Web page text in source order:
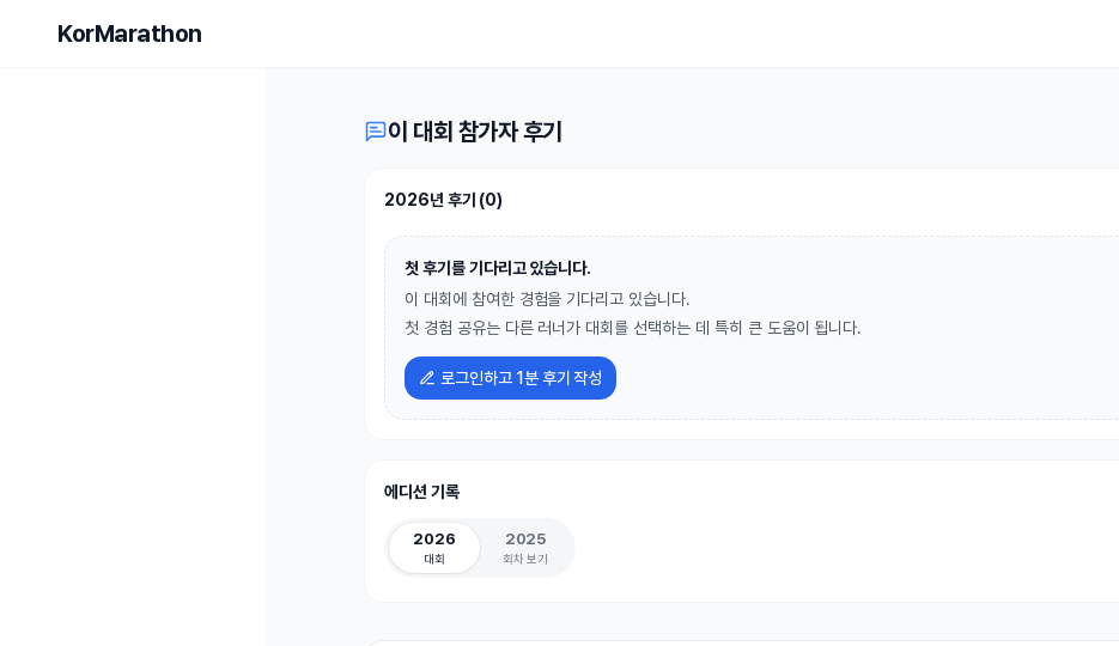
KorMarathon
이 대회 참가자 후기
2026년 후기 (0)
첫 후기를 기다리고 있습니다.
이 대회에 참여한 경험을 기다리고 있습니다.
첫 경험 공유는 다른 러너가 대회를 선택하는 데 특히 큰 도움이 됩니다.
로그인하고 1분 후기 작성
에디션 기록
2026
대회
2025
회차 보기